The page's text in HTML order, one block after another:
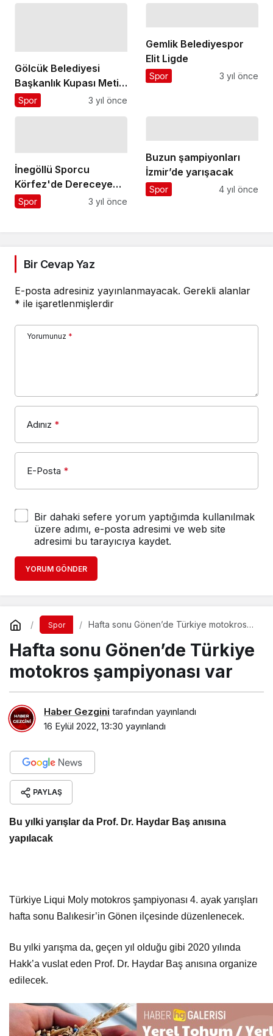
Gölcük Belediyesi
Başkanlık Kupası Metin
Doruklu adına
Spor 3 yıl önce
Gemlik Belediyespor
Elit Ligde
Spor 3 yıl önce
İnegöllü Sporcu
Körfez'de Dereceye
Kulaç Attı
Spor 3 yıl önce
Buzun şampiyonları
İzmir’de yarışacak
Spor 4 yıl önce
Bir Cevap Yaz
E-posta adresiniz yayınlanmayacak. Gerekli alanlar
* ile işaretlenmişlerdir
Yorumunuz *
Adınız *
E-Posta *
Bir dahaki sefere yorum yaptığımda kullanılmak
üzere adımı, e-posta adresimi ve web site
adresimi bu tarayıcıya kaydet.
YORUM GÖNDER
Spor
Hafta sonu Gönen’de Türkiye motokros
Hafta sonu Gönen’de Türkiye
motokros şampiyonası var
Haber Gezgini tarafından yayınlandı
16 Eylül 2022, 13:30 yayınlandı
PAYLAŞ
Bu yılki yarışlar da Prof. Dr. Haydar Baş anısına
yapılacak
Türkiye Liqui Moly motokros şampiyonası 4. ayak yarışları
hafta sonu Balıkesir’in Gönen ilçesinde düzenlenecek.
Bu yılki yarışma da, geçen yıl olduğu gibi 2020 yılında
Hakk’a vuslat eden Prof. Dr. Haydar Baş anısına organize
edilecek.